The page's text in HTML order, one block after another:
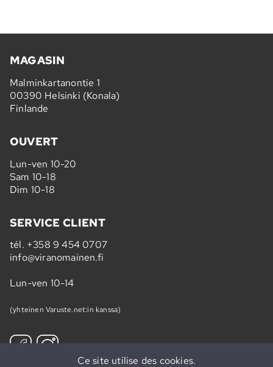
MAGASIN
Malminkartanontie 1
00390 Helsinki (Konala)
Finlande
OUVERT
Lun-ven 10-20
Sam 10-18
Dim 10-18
SERVICE CLIENT
tél. +358 9 454 0707
info@viranomainen.fi
Lun-ven 10-14
(yhteinen Varuste.net:in kanssa)
Ce site utilise des cookies.